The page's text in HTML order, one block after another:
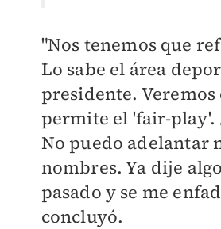
"Nos tenemos que
Lo sabe el área
presidente. Veremos
permite el 'fair-play'.
No puedo adelantar
nombres. Ya dije
pasado y se me
concluyó.